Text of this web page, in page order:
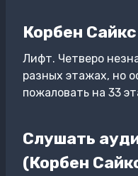
Корбен Сайкс
Лифт. Четверо
разных этажах, но
пожаловать на 33
Слушать
(Корбен